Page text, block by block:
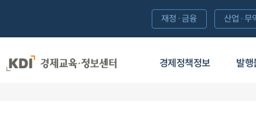
경제정책정보 발행
재정·금융 산업·무